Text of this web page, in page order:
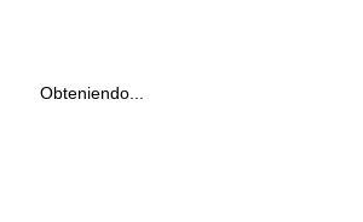
Obteniendo...